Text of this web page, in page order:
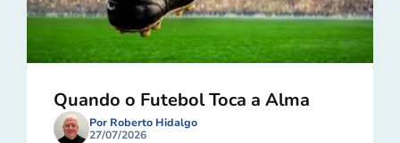
Quando o Futebol Toca a Alma
Por Roberto Hidalgo
27/07/2026